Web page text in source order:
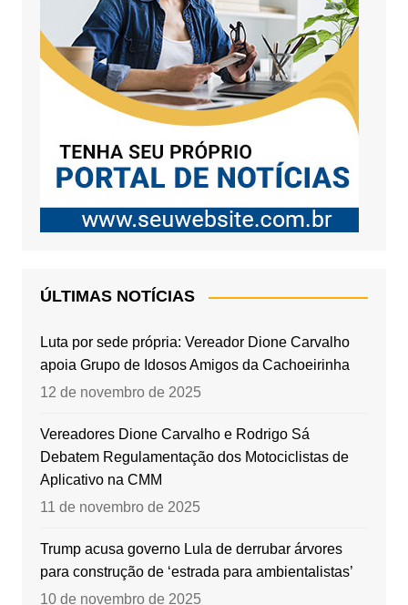
ÚLTIMAS NOTÍCIAS
Luta por sede própria: Vereador Dione Carvalho
apoia Grupo de Idosos Amigos da Cachoeirinha
12 de novembro de 2025
Vereadores Dione Carvalho e Rodrigo Sá
Debatem Regulamentação dos Motociclistas de
Aplicativo na CMM
11 de novembro de 2025
Trump acusa governo Lula de derrubar árvores
para construção de ‘estrada para ambientalistas’
10 de novembro de 2025